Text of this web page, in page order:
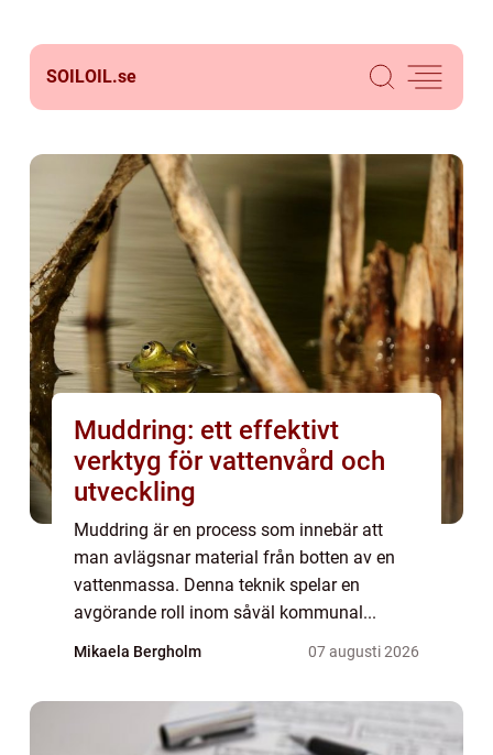
SOILOIL.se
Muddring: ett effektivt
verktyg för vattenvård och
utveckling
Muddring är en process som innebär att
man avlägsnar material från botten av en
vattenmassa. Denna teknik spelar en
avgörande roll inom såväl kommunal...
Mikaela Bergholm 07 augusti 2026